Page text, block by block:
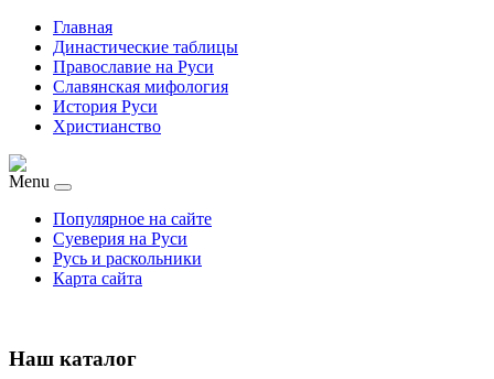
Главная
Династические таблицы
Православие на Руси
Славянская мифология
История Руси
Христианство
Menu
Популярное на сайте
Суеверия на Руси
Русь и раскольники
Карта сайта
Наш каталог